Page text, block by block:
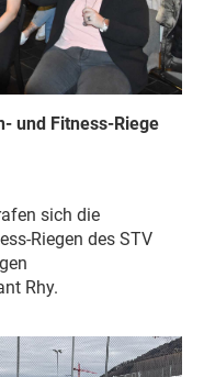
und Fitness-Riege
sich die
Riegen des STV
Rhy.